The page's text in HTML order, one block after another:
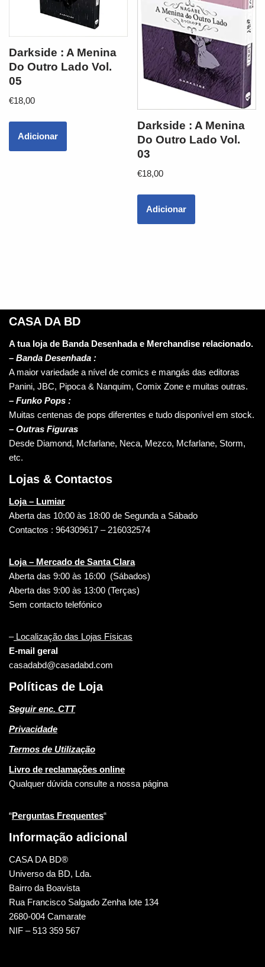
Darkside : A Menina
Do Outro Lado Vol.
05
€18,00
Adicionar
Darkside : A Menina
Do Outro Lado Vol.
03
€18,00
Adicionar
CASA DA BD
A tua loja de Banda Desenhada e Merchandise relacionado.
– Banda Desenhada :
A maior variedade a nível de comics e mangás das editoras
Panini, JBC, Pipoca & Nanquim, Comix Zone e muitas outras.
– Funko Pops :
Muitas centenas de pops diferentes e tudo disponível em stock.
– Outras Figuras
Desde Diamond, Mcfarlane, Neca, Mezco, Mcfarlane, Storm,
etc.
Lojas & Contactos
Loja – Lumiar
Aberta das 10:00 às 18:00 de Segunda a Sábado
Contactos : 964309617 – 216032574
Loja – Mercado de Santa Clara
Aberta das 9:00 às 16:00 (Sábados)
Aberta das 9:00 às 13:00 (Terças)
Sem contacto telefónico
–Localização das Lojas Físicas
E-mail geral
casadabd@casadabd.com
Políticas de Loja
Seguir enc. CTT
Privacidade
Termos de Utilização
Livro de reclamações online
Qualquer dúvida consulte a nossa página
“Perguntas Frequentes“
Informação adicional
CASA DA BD®
Universo da BD, Lda.
Bairro da Boavista
Rua Francisco Salgado Zenha lote 134
2680-004 Camarate
NIF – 513 359 567